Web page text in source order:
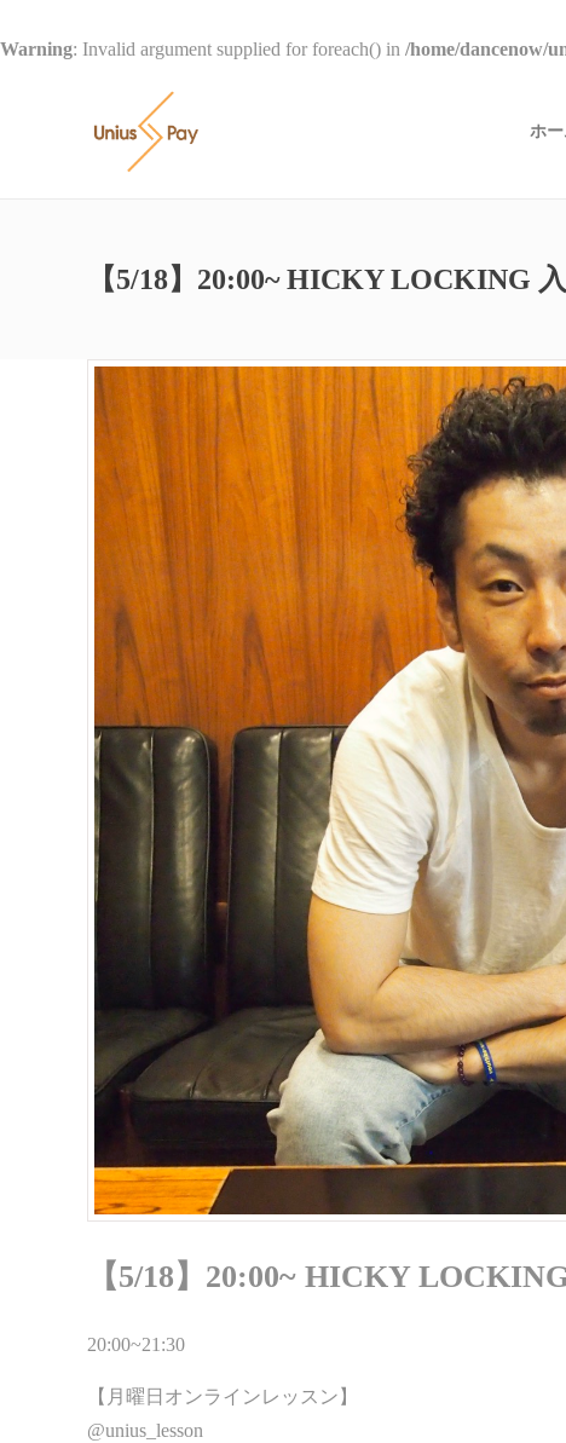
Warning: Invalid argument supplied for foreach() in /home/dancenow/
ホ
【5/18】20:00~ HICKY LOCKING
【5/18】20:00~ HICKY
20:00~21:30
【月曜日オンラインレッスン】
@unius_lesson